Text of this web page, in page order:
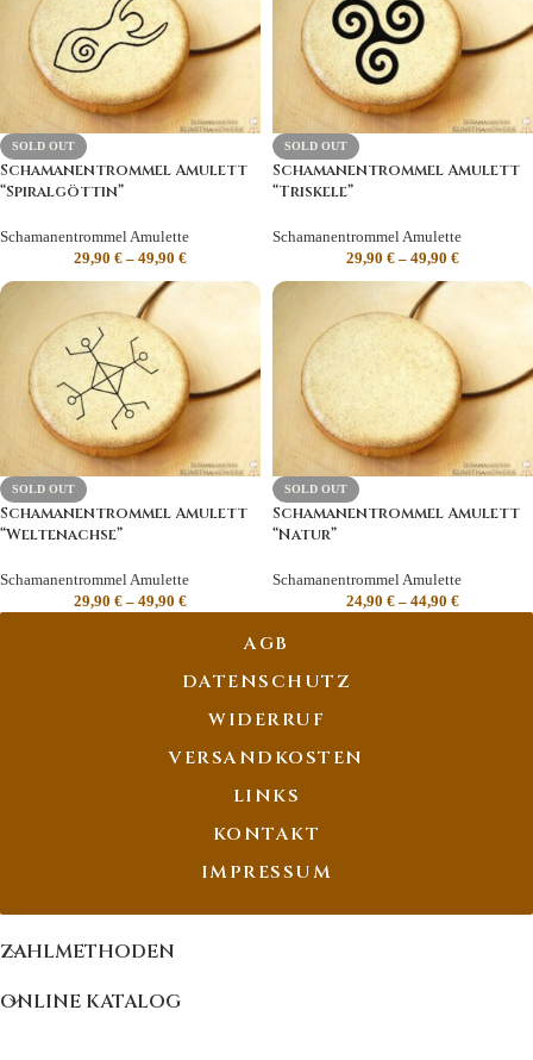
SOLD OUT
Schamanentrommel Amulett
“Spiralgöttin”
Schamanentrommel Amulette
29,90 € – 49,90 €
SOLD OUT
Schamanentrommel Amulett
“Triskele”
Schamanentrommel Amulette
29,90 € – 49,90 €
SOLD OUT
Schamanentrommel Amulett
“Weltenachse”
Schamanentrommel Amulette
29,90 € – 49,90 €
SOLD OUT
Schamanentrommel Amulett
“Natur”
Schamanentrommel Amulette
24,90 € – 44,90 €
AGB
DATENSCHUTZ
WIDERRUF
VERSANDKOSTEN
LINKS
KONTAKT
IMPRESSUM
ZAHLMETHODEN
ONLINE KATALOG